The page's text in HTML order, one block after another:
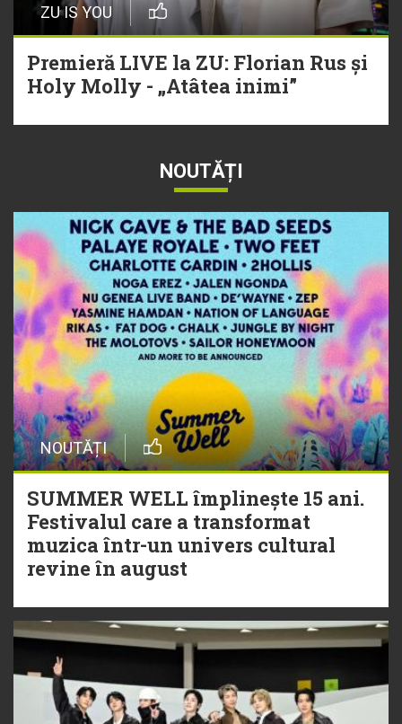
ZU IS YOU
Premieră LIVE la ZU: Florian Rus și
Holy Molly - „Atâtea inimi”
NOUTĂȚI
NOUTĂȚI
SUMMER WELL împlinește 15 ani.
Festivalul care a transformat
muzica într-un univers cultural
revine în august